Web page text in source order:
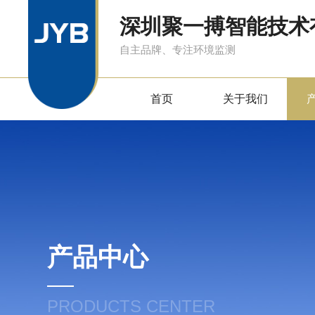
深圳聚一搏智能技
自主品牌、专注环境监测
首页 关于我们
产品中心
PRODUCTS CENTER